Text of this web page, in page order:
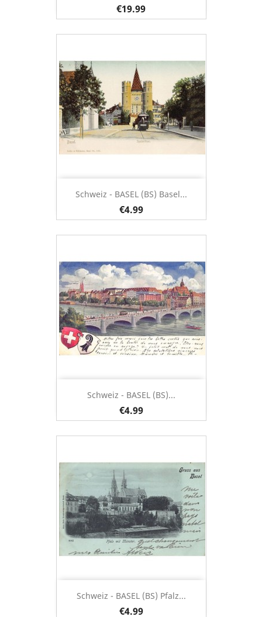
€19.99
Schweiz - BASEL (BS) Basel...
€4.99
Schweiz - BASEL (BS)...
€4.99
Schweiz - BASEL (BS) Pfalz...
€4.99